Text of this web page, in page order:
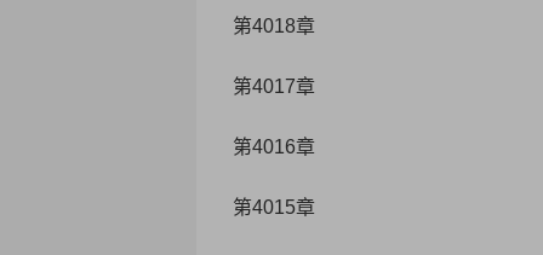
第4018章
第4017章
第4016章
第4015章